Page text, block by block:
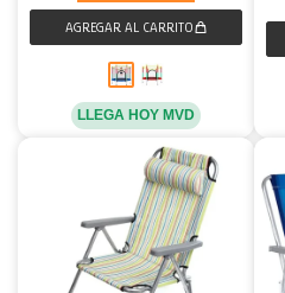
LLEGA HOY MVD